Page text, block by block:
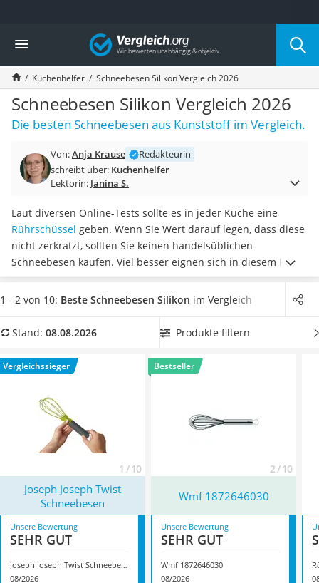
Die beliebtesten Vergleiche nach Kategorie
Haushalt
Wassersprudler
Zentralstaubsauger
Brotbackautomat
Wischroboter
Wäschespinne
Spülmaschinentabs
Akku-Staubsauger
AEG-Waschmaschine
Saug-Wisch-Roboter
Handstaubsauger
Milchaufschäumer
Kondenstrockner
Reiskocher
Tierhaarstaubsauger
Nespresso-Maschine
Messerschärfer
Vergleich
Küchenhelfer Schneebesen Silikon Vergleich 2026
Schneebesen Silikon Vergleich 2026
Die besten Schneebesen aus Kunststoff im Vergleich.
Von:Anja Krause
Redakteurin
schreibt über: Küchenhelfer
Lektorin: Janina S.
Laut diversen Online-Tests sollte es in jeder Küche eine
Rührschüssel geben. Wenn Sie Wert darauf legen, dass diese
nicht zerkratzt, sollten Sie keinen handelsüblichen
Schneebesen kaufen. Viel besser eignen sich in diesem Fall
Schneebesen aus Silikon. Sie besitzenalle Eigenschaften, die
ein regulärer Schneebesen auch besitzt, doch schonen durch
Vergleich zeigen wir Ihnen, was es beim Kauf zu beachten
spülmaschinenfeste Schneebesen aus Silikon
Handwäsche zu ersparen. Überzeugt hat uns hier im August
Schneebesen
1 - 2 von 10: Beste Schneebesen Silikon im Vergleich
Stand: 08.08.2026 Produkte filtern
Vergleichssieger
1 / 10
Bestseller
2 / 10
Joseph Joseph Twist
Schneebesen
Wmf 1872646030
Unsere Bewertung
SEHR GUT
Joseph Joseph Twist Schneebesen
08/2026
Unsere Bewertung
SEHR GUT
Wmf 1872646030
08/2026